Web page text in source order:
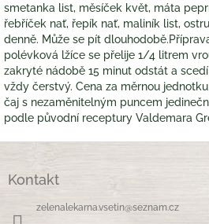
smetanka list, měsíček květ, máta
řebříček nať, řepík nať, maliník list,
denně. Může se pít
polévková lžíce se přelije 1/4 litrem
zakryté nádobě 15 minut odstát a
vždy čerstvý. Cena za měrnou
čaj s nezaměnitelným puncem
podle původní receptury Valdemara
Kontakt
zelenalekarna.vsetin@seznam.cz